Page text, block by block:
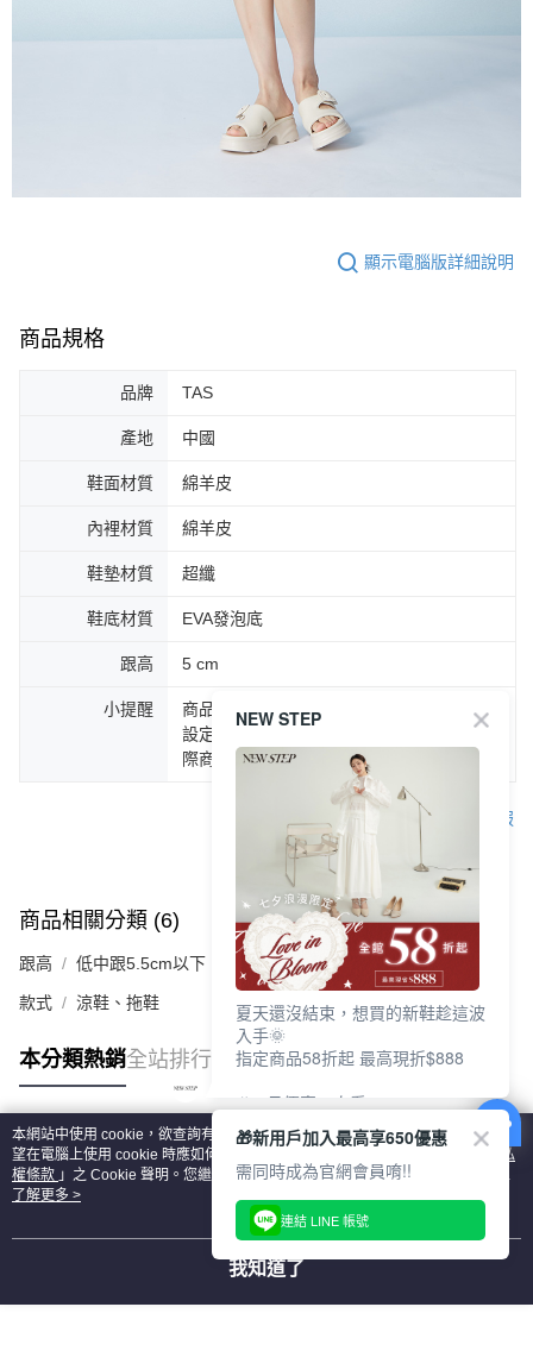
顯示電腦版詳細說明
商品規格
品牌 TAS
產地 中國
鞋面材質 綿羊皮
內裡材質 綿羊皮
鞋墊材質 超纖
鞋底材質 EVA發泡底
跟高 5 cm
小提醒
商品圖片顏色會因拍攝燈光環境或個人螢幕
設定不同，而造成部份色差現象，顏色以實
際商品為主。
客服
商品相關分類 (6) 查看全部
跟高 低中跟5.5cm以下
款式 涼鞋、拖鞋
本分類熱銷全站排行
熱門標籤
本網站中使用 cookie，欲查詢有關本網站使用 cookie 方式之詳情，及若您不希
望在電腦上使用 cookie 時應如何變更電腦的 cookie 設定，請參閱本網站「
隱私
權條款 」之 Cookie 聲明。您繼續使用本網站即表示您同意本公司得按本網站使
用條款之 Cookie 聲明使用 cookie。
了解更多 >
我知道了
NEW STEP
夏天還沒結束，想買的新鞋趁這波
入手🌞
指定商品58折起 最高現折$888
🎉 8月優惠一次看
①LINE購物最高10%回饋
②每周限定品現折200
③指定商品58折起 最高現折$888
上班鞋、休閒鞋、涼鞋一次逛齊
好搭、出遊好走、聚會也漂亮
🎁新用戶加入最高享650優惠
需同時成為官網會員唷!!
連結 LINE 帳號